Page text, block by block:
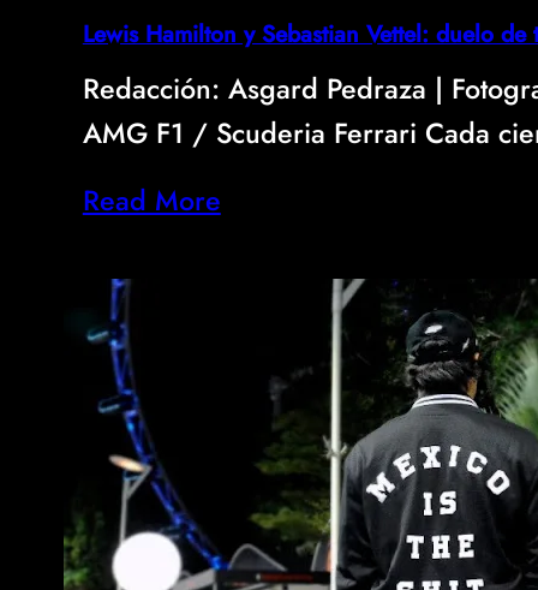
Lewis Hamilton y Sebastian Vettel: duelo de
Redacción: Asgard Pedraza |
AMG F1 / Scuderia Ferrari Cada
Read More